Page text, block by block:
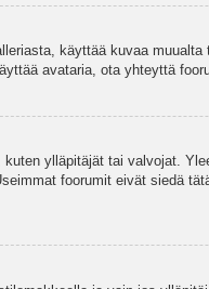
käyttää kuvaa
avataria, ota yhteyttä
ylläpitäjät tai valvojat.
foorumit eivät siedä